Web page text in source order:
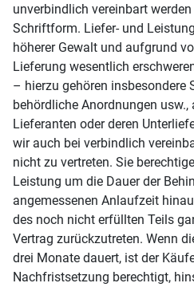
unverbindlich vereinbart
Schriftform. Liefer- und
höherer Gewalt und aufgrund
Lieferung wesentlich
– hierzu gehören insbesondere
behördliche Anordnungen
Lieferanten oder deren
wir auch bei verbindlich
nicht zu vertreten. Sie
Leistung um die Dauer der
angemessenen Anlaufzeit
des noch nicht erfüllten Teils
Vertrag zurückzutreten. Wenn
drei Monate dauert, ist der
Nachfristsetzung berechtigt,